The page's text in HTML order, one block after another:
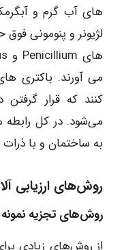
های آب گرم و
لژیونر و پنومونی
می ‌آورند. باکتری‌
کنند که قرار
می‌شود. در کل
به ساختمان و با
روش‌های ارزیابی
روش‌های تجزیه نمونه